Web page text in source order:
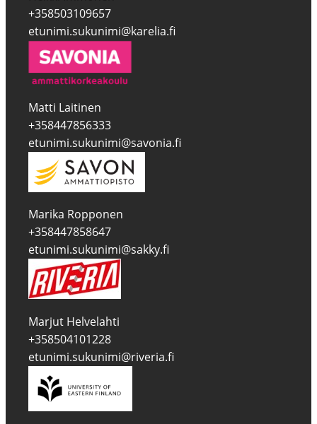
+358503109657
etunimi.sukunimi@karelia.fi
Matti Laitinen
+358447856333
etunimi.sukunimi@savonia.fi
Marika Ropponen
+358447858647
etunimi.sukunimi@sakky.fi
Marjut Helvelahti
+358504101228
etunimi.sukunimi@riveria.fi